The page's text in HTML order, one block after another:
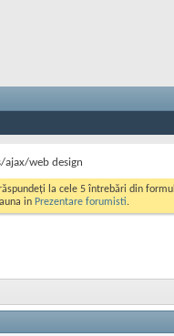
ajax/web design
la cele 5 întrebări din
in Prezentare forumisti.